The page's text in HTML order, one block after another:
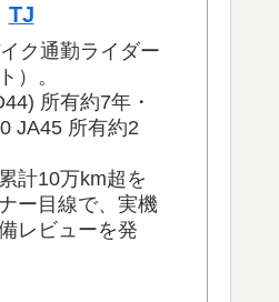
TJ
ク通勤ライダー
）。
所有約7年・
JA45 所有約2
計10万km超を
ー目線で、実機
レビューを発